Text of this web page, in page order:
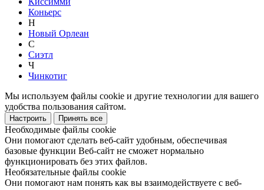
Коньерс
Н
Новый Орлеан
С
Сиэтл
Ч
Чинкотиг
Мы используем файлы cookie и другие технологии для вашего
удобства пользования сайтом.
Настроить Принять все
Необходимые файлы cookie
Они помогают сделать веб-сайт удобным, обеспечивая
базовые функции Веб-сайт не сможет нормально
функционировать без этих файлов.
Необязательные файлы cookie
Они помогают нам понять как вы взаимодействуете с веб-